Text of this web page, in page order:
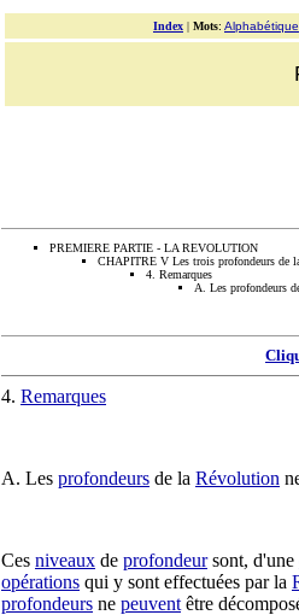
Index | Mots: Alphabétique
PREMIERE PARTIE - LA REVOLUTION
CHAPITRE V Les trois profondeurs de
4. Remarques
A. Les profondeurs
4. Remarques
A. Les profondeurs de la Révolution
Ces niveaux de profondeursont, d'une
opérations qui y sont effectuées par la
profondeurs ne peuvent être